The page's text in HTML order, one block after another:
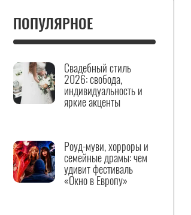
ПОПУЛЯРНОЕ
Свадебный стиль
2026: свобода,
индивидуальность и
яркие акценты
Роуд-муви, хорроры и
семейные драмы: чем
удивит фестиваль
«Окно в Европу»